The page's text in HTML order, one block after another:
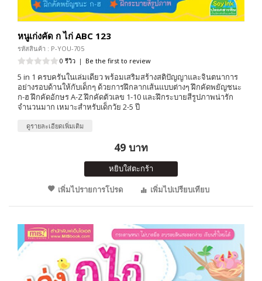
หนูเก่งคัด ก ไก่ ABC 123
รหัสสินค้า : P-YOU-705
0 รีวิว | Be the first to review
5 in 1 ครบครันในเล่มเดียว พร้อมเสริมสร้างสติปัญญาและจินตนาการ
อย่างรอบด้านให้กับเด็กๆ ด้วยการฝึกลากเส้นแบบต่างๆ ฝึกคัดพยัญชนะ
ก-ฮ ฝึกคัดอักษร A-Z ฝึกคัดตัวเลข 1-10 และฝึกระบายสีรูปภาพน่ารัก
จำนวนมาก เหมาะสำหรับเด็กวัย 2-5 ปี
ดูรายละเอียดเพิ่มเติม
49 บาท
หยิบใส่ตะกร้า
เพิ่มไปรายการโปรด
เพิ่มไปเปรียบเทียบ